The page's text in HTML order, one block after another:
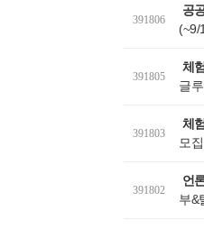
391806
공
(~9/
391805
체
글
391803
체
모
391802
언
부&